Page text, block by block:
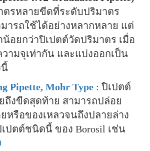
รหลายขีดที่ระดับปริมาตร
ารถใช้ได้อย่างหลากหลาย แต่
อยกว่าปิเปตต์วัดปริมาตร เมื่อ
ามจุเท่ากัน และแบ่งออกเป็น
นี้
Pipette, Mohr Type : ปิเปตต์
ถึงขีดสุดท้าย สามารถปล่อย
หรือของเหลวจนถึงปลายล่าง
ปตต์ชนิดนี้ ของ Borosil เช่น